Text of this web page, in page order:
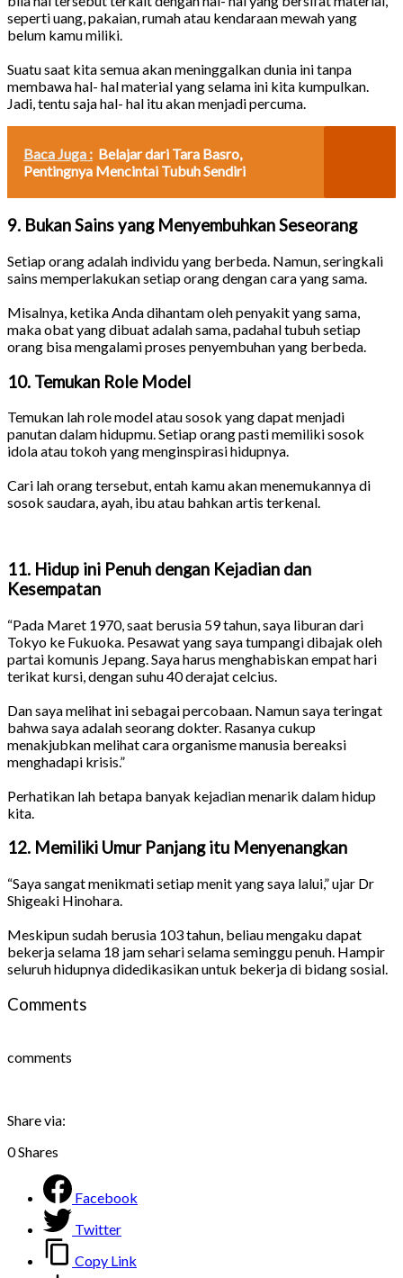
seperti uang, pakaian, rumah atau kendaraan mewah yang
belum kamu miliki.
Suatu saat kita semua akan meninggalkan dunia ini tanpa
membawa hal- hal material yang selama ini kita kumpulkan.
Jadi, tentu saja hal- hal itu akan menjadi percuma.
Baca Juga : Belajar dari Tara Basro,
Pentingnya Mencintai Tubuh Sendiri
9. Bukan Sains yang Menyembuhkan Seseorang
Setiap orang adalah individu yang berbeda. Namun, seringkali
sains memperlakukan setiap orang dengan cara yang sama.
Misalnya, ketika Anda dihantam oleh penyakit yang sama,
maka obat yang dibuat adalah sama, padahal tubuh setiap
orang bisa mengalami proses penyembuhan yang berbeda.
10. Temukan Role Model
Temukan lah role model atau sosok yang dapat menjadi
panutan dalam hidupmu. Setiap orang pasti memiliki sosok
idola atau tokoh yang menginspirasi hidupnya.
Cari lah orang tersebut, entah kamu akan menemukannya di
sosok saudara, ayah, ibu atau bahkan artis terkenal.
11. Hidup ini Penuh dengan Kejadian dan
Kesempatan
“Pada Maret 1970, saat berusia 59 tahun, saya liburan dari
Tokyo ke Fukuoka. Pesawat yang saya tumpangi dibajak oleh
partai komunis Jepang. Saya harus menghabiskan empat hari
terikat kursi, dengan suhu 40 derajat celcius.
Dan saya melihat ini sebagai percobaan. Namun saya teringat
bahwa saya adalah seorang dokter. Rasanya cukup
menakjubkan melihat cara organisme manusia bereaksi
menghadapi krisis.”
Perhatikan lah betapa banyak kejadian menarik dalam hidup
kita.
12. Memiliki Umur Panjang itu Menyenangkan
“Saya sangat menikmati setiap menit yang saya lalui,” ujar Dr
Shigeaki Hinohara.
Meskipun sudah berusia 103 tahun, beliau mengaku dapat
bekerja selama 18 jam sehari selama seminggu penuh. Hampir
seluruh hidupnya didedikasikan untuk bekerja di bidang sosial.
Comments
comments
Share via:
0Shares
Facebook
Twitter
Copy Link